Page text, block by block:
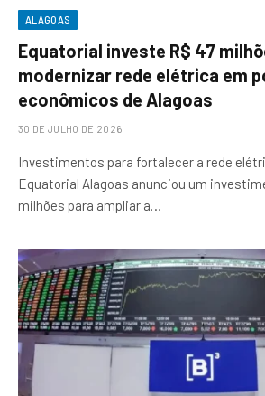
ALAGOAS
Equatorial investe R$ 47
modernizar rede elétrica em
econômicos de Alagoas
30 DE JULHO DE 2026
Investimentos para fortalecer a rede
Equatorial Alagoas anunciou um
milhões para ampliar a…